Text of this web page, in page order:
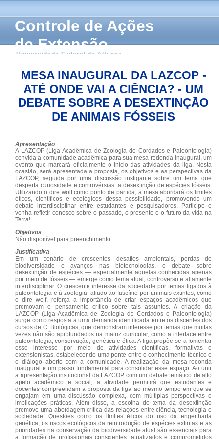
Controle de Ações
de Extensão
Universidade Federal de Alfenas
MESA INAUGURAL DA LAZCOP -
ATÉ ONDE VAI A CIÊNCIA? - UM
DEBATE SOBRE A DESEXTINÇÃO
DE ANIMAIS FÓSSEIS
Apresentação
A LAZCOP (Liga Acadêmica de Zoologia de Cordados e Paleontologia)
convida a comunidade acadêmica para sua mesa-redonda inaugural, um
evento que marcará oficialmente o início das atividades da liga. Nesta
ocasião, será apresentada a proposta, os objetivos e as perspectivas da
LAZCOP, seguida por uma discussão instigante sobre um tema que
desperta curiosidade e controvérsias: a desextinção de espécies fósseis.
Utilizando o dire wolf como ponto de partida, a mesa abordará os limites
éticos, científicos e ecológicos dessa possibilidade, promovendo um
debate interdisciplinar entre estudantes e pesquisadores. Participe e
venha refletir conosco sobre o passado, o presente e o futuro da vida na
Terra!
Objetivos
Não disponível para preenchimento
Justificativa
Em um cenário de crescentes desafios ambientais, perdas de
biodiversidade e avanços nas biotecnologias, o debate sobre
desextinção de espécies — especialmente aquelas conhecidas apenas
por meio de fósseis — emerge como tema atual, controverso e altamente
interdisciplinar. O crescente interesse da sociedade por temas ligados à
paleontologia e à zoologia, aliado ao fascínio por animais extintos, como
o dire wolf, reforça a importância de criar espaços acadêmicos que
promovam o pensamento crítico sobre tais assuntos. A criação da
LAZCOP (Liga Acadêmica de Zoologia de Cordados e Paleontologia)
surge como resposta a uma demanda identificada entre os discentes dos
cursos de C. Biológicas, que demonstram interesse por temas que muitas
vezes não são aprofundados na matriz curricular, como a interface entre
paleontologia, conservação, genética e ética. A liga propõe-se a fomentar
esse interesse por meio de atividades científicas, formativas e
extensionistas, estabelecendo uma ponte entre o conhecimento técnico e
o diálogo aberto com a comunidade. A realização da mesa-redonda
inaugural é um passo fundamental para consolidar esse espaço. Ao unir
a apresentação institucional da LAZCOP com um debate temático de alto
apelo acadêmico e social, a atividade permitirá que estudantes e
docentes compreendam a proposta da liga ao mesmo tempo em que se
engajam em uma discussão complexa, com múltiplas perspectivas e
implicações práticas. Além disso, a escolha do tema da desextinção
promove uma abordagem crítica das relações entre ciência, tecnologia e
sociedade. Questões como os limites éticos do uso da engenharia
genética, os riscos ecológicos da reintrodução de espécies extintas e as
prioridades na conservação da biodiversidade atual são essenciais para
a formação de profissionais conscientes, atualizados e comprometidos